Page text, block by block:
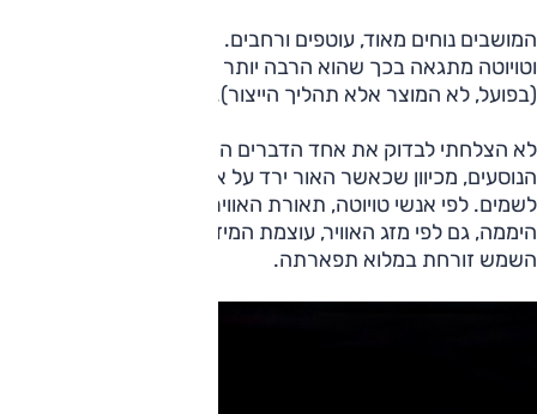
המושבים נוחים מאוד, עוטפים ורחבים. הריפוד הוא דמוי עור,
וטויוטה מתגאה בכך שהוא הרבה יותר ירוק מאשר עור טבעי
(בפועל, לא המוצר אלא תהליך הייצור).
לא הצלחתי לבדוק את אחד הדברים המגניבים ביותר בתא
הנוסעים, מכיוון שכאשר האור ירד על איביזה, המטוס עלה
לשמים. לפי אנשי טויוטה, תאורת האווירה משתנה לפי שעות
היממה, גם לפי מזג האוויר, עוצמת המיזוג; לא ממש משנה כאשר
השמש זורחת במלוא תפארתה.